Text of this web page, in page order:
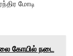
மோடி
கோயில் நடை